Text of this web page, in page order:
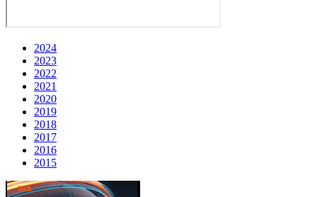
2024
2023
2022
2021
2020
2019
2018
2017
2016
2015